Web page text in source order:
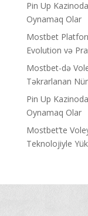
Pin Up
Oynamaq Olar
Mostbet
Evolution və
Mostbet-də
Təkrarlanan
Pin Up
Oynamaq Olar
Mostbet’te
Teknolojiyle